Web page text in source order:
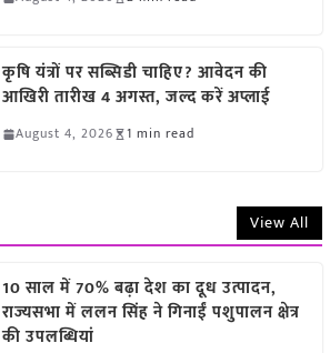
कृषि यंत्रों पर सब्सिडी चाहिए? आवेदन की
आखिरी तारीख 4 अगस्त, जल्द करें अप्लाई
August 4, 2026 1 min read
View All
10 साल में 70% बढ़ा देश का दूध उत्पादन,
राज्यसभा में ललन सिंह ने गिनाईं पशुपालन क्षेत्र
की उपलब्धियां